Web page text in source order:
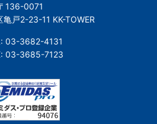
136-0071
亀戸2-23-11 KK-TOWER
03-3682-4131
03-3685-7123